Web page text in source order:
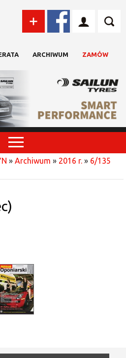
ARCHIWUM ZAMÓW
» Archiwum » 2016 r. » 6/135